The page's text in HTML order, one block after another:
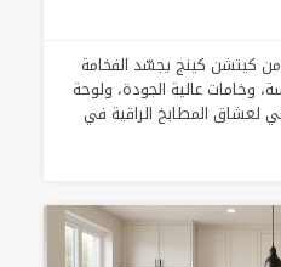
كيتشن كينج يجسّد الفخامة
وخامات عالية الجودة، ولوحة
لعشاق المطابخ الراقية في